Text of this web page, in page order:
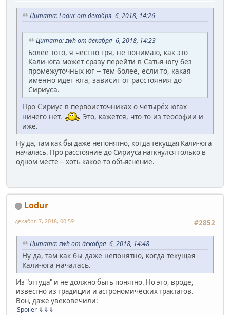
Цитата: Lodur от декабря 6, 2018, 14:26
Цитата: zwh от декабря 6, 2018, 14:23
Более того, я честно гря, не понимаю, как это
Кали-юга может сразу перейти в Сатья-югу без
промежуточных юг -- тем более, если то, какая
именно идет юга, зависит от расстояния до
Сириуса.
Про Сириус в первоисточниках о четырёх югах
ничего нет.
Это, кажется, что-то из теософии и
иже.
Ну да, там как бы даже непонятно, когда текущая Кали-юга
началась. Про расстояние до Сириуса наткнулся только в
одном месте -- хоть какое-то объяснение.
Lodur
#2852
декабря 7, 2018, 00:59
Цитата: zwh от декабря 6, 2018, 14:48
Ну да, там как бы даже непонятно, когда текущая
Кали-юга началась.
Из "оттуда" и не должно быть понятно. Но это, вроде,
известно из традиции и астрономических трактатов.
Вон, даже увековечили:
Spoiler ⇓⇓⇓